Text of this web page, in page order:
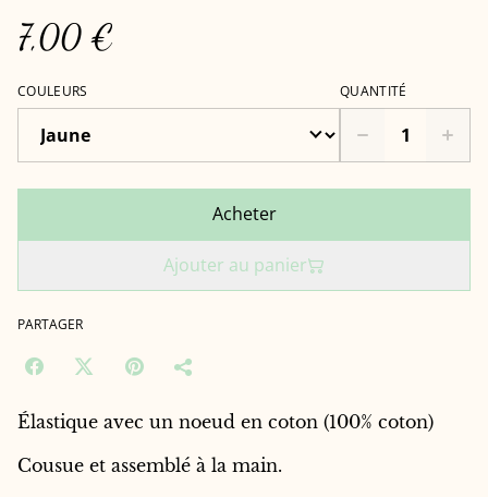
7,00 €
COULEURS QUANTITÉ
Acheter
Ajouter au panier
PARTAGER
Élastique avec un noeud en coton (100% coton)
Cousue et assemblé à la main.